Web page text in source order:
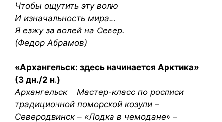
Чтобы ощутить эту волю
И изначальность мира…
Я езжу за волей на Север.
(Федор Абрамов)
«Архангельск: здесь начинается Арктика»
(3 дн./2 н.)
Архангельск – Мастер-класс по росписи
традиционной поморской козули –
Северодвинск – «Лодка в чемодане» –